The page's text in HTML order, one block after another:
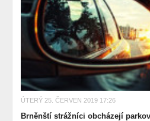
ÚTERÝ 25. ČERVEN 2019 17:26
Brněnští strážníci obcházejí